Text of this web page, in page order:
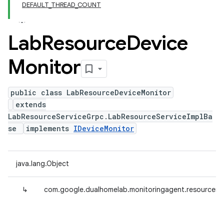
DEFAULT_THREAD_COUNT
LabResourceDevice
Monitor
public class LabResourceDeviceMonitor
extends
LabResourceServiceGrpc.LabResourceServiceImplBa
se
implements IDeviceMonitor
java.lang.Object
↳